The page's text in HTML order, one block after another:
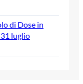
di Dose in
luglio